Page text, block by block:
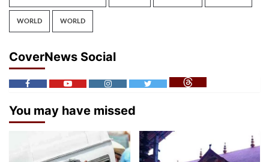
WORLD WORLD
CoverNews Social
You may have missed